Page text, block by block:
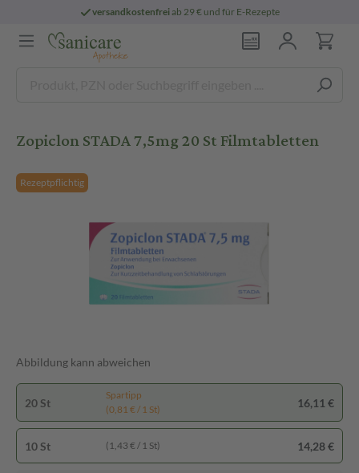
versandkostenfreiab 29 € und für E-Rezepte
Zopiclon STADA 7,5mg 20 St Filmtabletten
Rezeptpflichtig
Abbildung kann abweichen
20 St
Spartipp
(0,81 € / 1 St)
16,11 €
10 St (1,43 € / 1 St) 14,28 €